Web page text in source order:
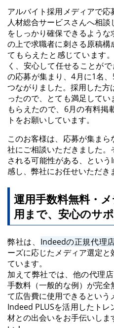
アルバイト採用メディアで応
人材総合サービスさんへ相
をしっかり確保できるよう
の上で求職者に刺さる原稿
てもらえたと感じています
く、安心して任せることが
の応募が集まり、4月に1名
つながりました。採用した
ったので、とても満足して
もらえたので、6月の有料掲
トをお願いしています。
このお客様は、応募が集ま
社にご相談いただきました
される可能性がある、とい
感し、弊社にお任せいただき
運用手数料無料・
用まで、安心のサ
弊社は、 Indeedの正規代理
ーズに応じたメディア選定
ています。
加えて弊社では、他の代理
手数料（一般的な例）が完
て広告費に使用できるという
Indeed PLUSを活用したト
材との出会いをお手伝いし